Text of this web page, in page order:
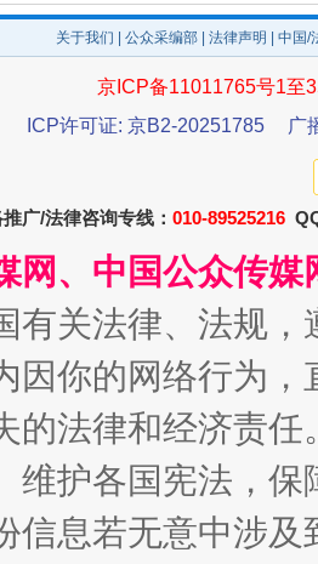
生不息
免责幌子
关于我们 公众采编部 法律声明 | 中国
京ICP备11011765号1至
ICP许可证: 京B2-20251785
广
广/法律咨询专线： 010-89525216
网、中国公众传
有关法律、法规
因你的网络行为
的法律和经济责
维护各国宪法，
信息若无意中涉